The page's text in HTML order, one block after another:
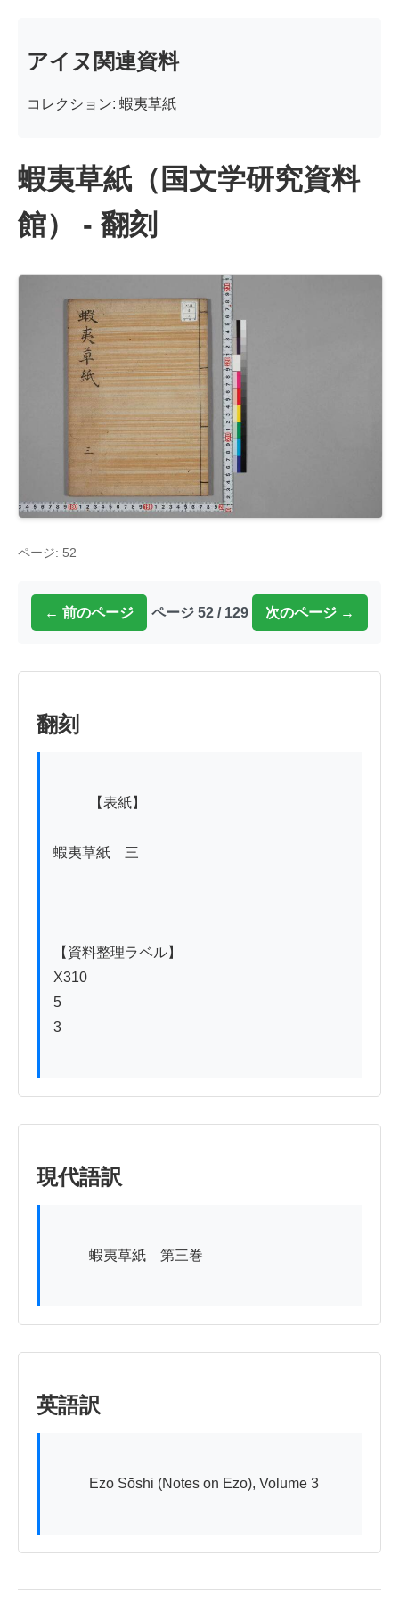
アイヌ関連資料
コレクション: 蝦夷草紙
蝦夷草紙（国文学研究資料
館） - 翻刻
ページ: 52
← 前のページ ページ 52 / 129 次のページ →
翻刻
蝦夷草紙　三
【資料整理ラベル】
X310
5
3
現代語訳
英語訳